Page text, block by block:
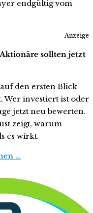
endgültig vom
Anzeige
sollten jetzt
den ersten Blick
Wer investiert ist oder
jetzt neu bewerten.
zeigt, warum
es wirkt.
…